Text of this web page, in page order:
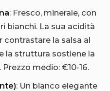
: Fresco, minerale, con
bianchi. La sua acidità
contrastare la salsa al
la struttura sostiene la
medio: €10-16.
: Un bianco elegante